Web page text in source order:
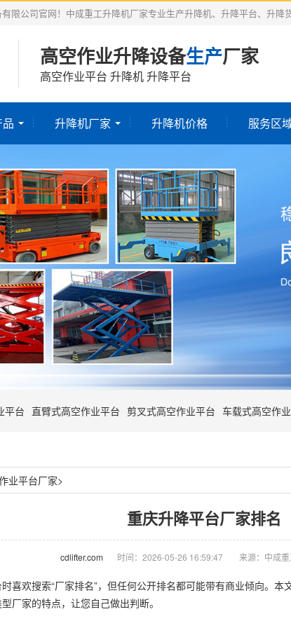
限公司官网！中成重工升降机厂家专业生产升降机、升降平台、升降
高空作业升降设备生产厂家
高空作业平台 升降机 升降平台
升降机厂家 升降机价格 服务区
平台 直臂式高空作业平台 剪叉式高空作业平台 车载式高空作
业平台厂家>
重庆升降平台厂家排名
cdlifter.com 时间：2026-05-26 16:59:47 来源：中成重
喜欢搜索“厂家排名”，但任何公开排名都可能带有商业倾向。
厂家的特点，让您自己做出判断。